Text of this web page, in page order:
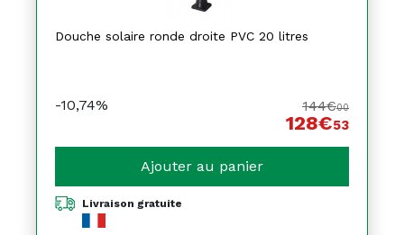
Douche solaire ronde droite PVC 20 litres
-10,74% 144€00
128€53
Ajouter au panier
Livraison gratuite